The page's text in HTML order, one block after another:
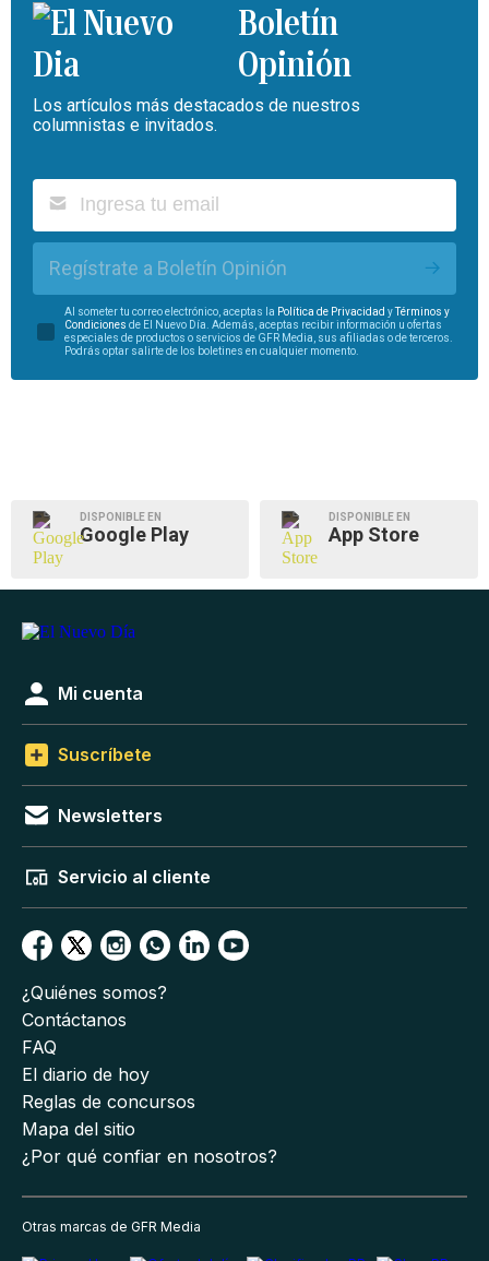
Boletín
Opinión
Los artículos más destacados de nuestros
columnistas e invitados.
Regístrate a Boletín Opinión
Al someter tu correo electrónico, aceptas la Política de Privacidad yTérminos y
Condiciones de El Nuevo Día. Además, aceptas recibir información u ofertas
especiales de productos o servicios de GFR Media, sus afiliadas o de terceros.
Podrás optar salirte de los boletines en cualquier momento.
DISPONIBLE EN
Google Play
DISPONIBLE EN
App Store
Mi cuenta
Suscríbete
Newsletters
Servicio al cliente
¿Quiénes somos?
Contáctanos
FAQ
El diario de hoy
Reglas de concursos
Mapa del sitio
¿Por qué confiar en nosotros?
Otras marcas de GFR Media